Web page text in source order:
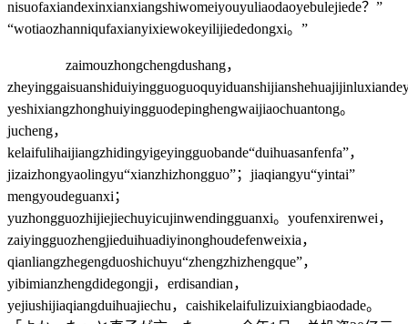
nisuofaxiandexinxianxiangshiwomeiyouyuliaodaoyebulejiede？”
“wotiaozhanniqufaxianyixiewokeyilijiededongxi。”
zaimouzhongchengdushang，
yeshixiangzhonghuiyingguodepinghengwaijiaochuantong。
jucheng，
kelaifulihaijiangzhidingyigeyingguobande“duihuasanfenfa”，
jizaizhongyaolingyu“xianzhizhongguo”；jiaqiangyu“yintai”
mengyoudeguanxi；
yuzhongguozhijiejiechuyicujinwendingguanxi。youfenxirenwei，
zaiyingguozhengjieduihuadiyinonghoudefenweixia，
qianliangzhegengduoshichuyu“zhengzhizhengque”，
yibimianzhengdidegongji，erdisandian，
yejiushijiaqiangduihuajiechu，caishikelaifulizuixiangbiaodade。